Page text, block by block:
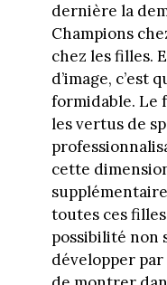
dernière la
Champions
chez les filles.
d’image, c’est
formidable. Le
les vertus de
cette
toutes ces
possibilité non
développer